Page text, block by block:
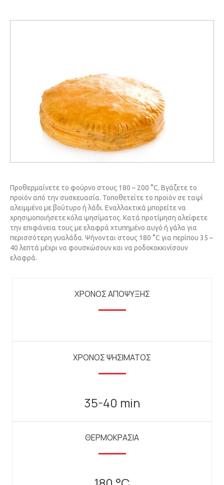
Προθερμαίνετε το φούρνο στους 180 – 200 °C. Βγάζετε το
προϊόν από την συσκευασία. Τοποθετείτε το προϊόν σε ταψί
αλειμμένο με βούτυρο ή λάδι. Εναλλακτικά μπορείτε να
χρησιμοποιήσετε κόλα ψησίματος. Κατά προτίμηση αλείφετε
την επιφάνεια τους με ελαφρά χτυπημένο αυγό ή γάλα για
περισσότερη γυαλάδα. Ψήνονται στους 180 °C για περίπου 35 –
40 λεπτά μέχρι να φουσκώσουν και να ροδοκοκκινίσουν
ελαφρά.
ΧΡΟΝΟΣ ΑΠΟΨΥΞΗΣ
ΧΡΟΝΟΣ ΨΗΣΙΜΑΤΟΣ
35-40 min
ΘΕΡΜΟΚΡΑΣΙΑ